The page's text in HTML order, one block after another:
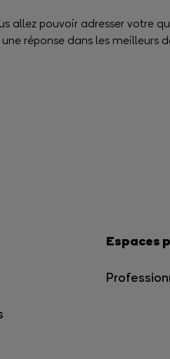
allez pouvoir adresser votre
réponse dans les meilleurs
Espaces